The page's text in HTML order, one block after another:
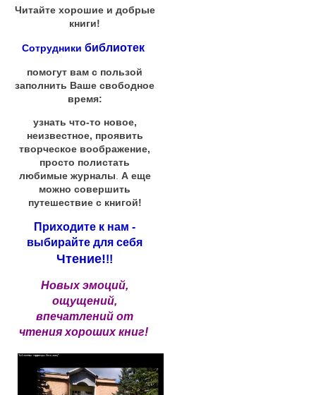
Читайте хорошие и добрые
книги!
Сотрудники библиотек
помогут вам с пользой
заполнить Ваше свободное
время:
узнать что-то новое,
неизвестное, проявить
творческое воображение,
просто полистать
любимые журналы А еще
можно совершить
путешествие с книгой!
Приходите к нам -
выбирайте для себя
Чтение!!!
Новых эмоций,
ощущений,
впечатлений от
чтения хороших книг!